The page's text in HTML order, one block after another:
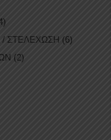
/ ΣΤΕΛΕΧΩΣΗ (6)
(2)